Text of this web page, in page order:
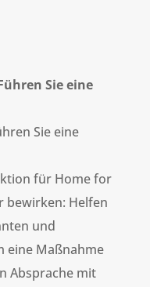
Sie eine
Sie eine
für Home for
bewirken: Helfen
und
eine Maßnahme
Absprache mit